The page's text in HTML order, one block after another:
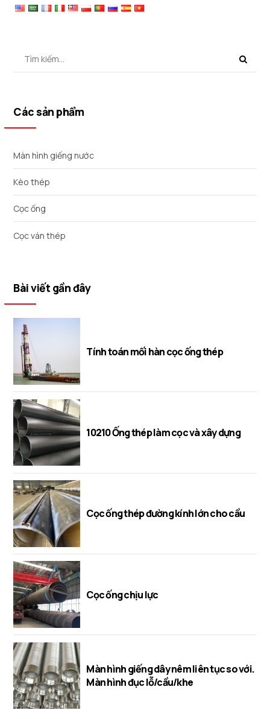
Các sản phẩm
Màn hình giếng nước
Kèo thép
Cọc ống
Cọc ván thép
Bài viết gần đây
Tính toán mối hàn cọc ống thép
10210 Ống thép làm cọc và xây dựng
Cọc ống thép đường kính lớn cho cầu
Cọc ống chịu lực
Màn hình giếng dây nêm liên tục so với.
Màn hình đục lỗ/cầu/khe